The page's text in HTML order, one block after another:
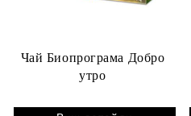
Чай Биопрограма Добро
утро